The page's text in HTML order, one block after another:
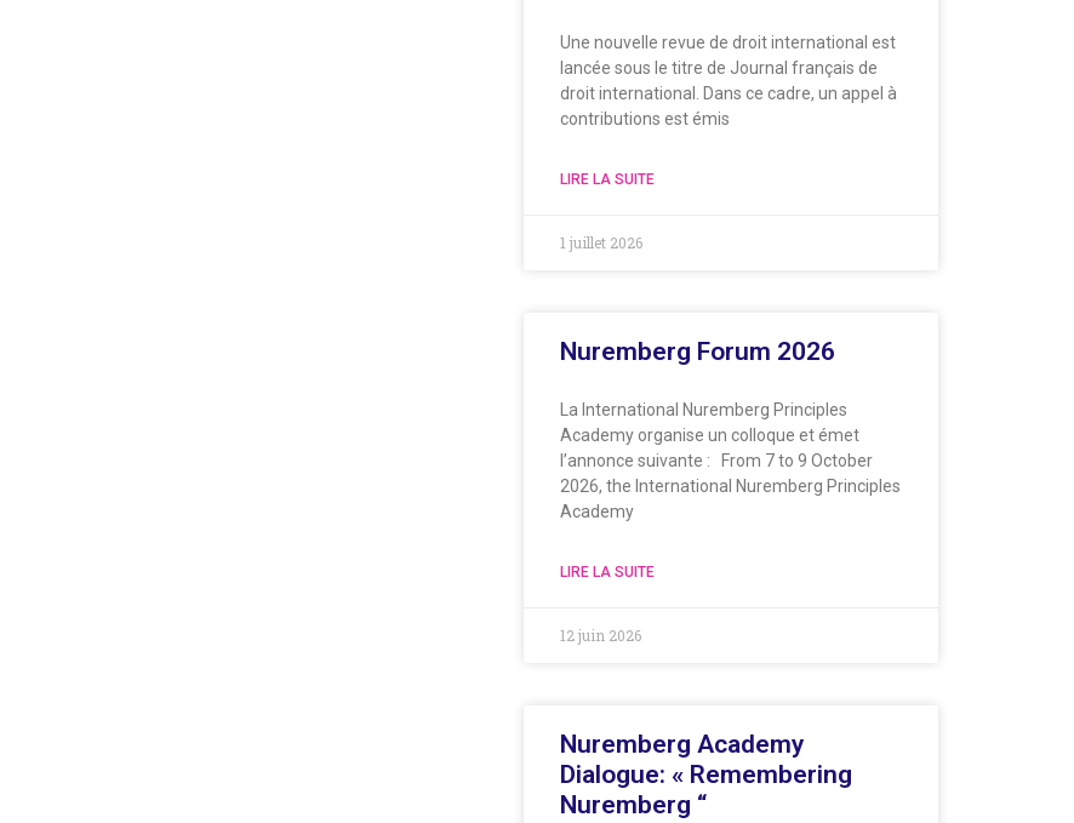
Une nouvelle revue de droit international est
lancée sous le titre de Journal français de
droit international. Dans ce cadre, un appel à
contributions est émis
LIRE LA SUITE
1 juillet 2026
Nuremberg Forum 2026
La International Nuremberg Principles
Academy organise un colloque et émet
l’annonce suivante : From 7 to 9 October
2026, the International Nuremberg Principles
Academy
LIRE LA SUITE
12 juin 2026
Nuremberg Academy
Dialogue: « Remembering
Nuremberg “